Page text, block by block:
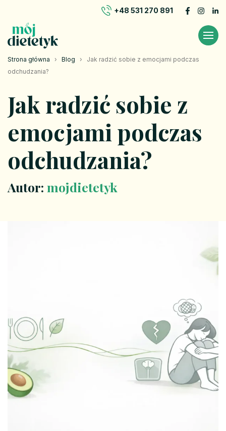
+48 531 270 891
Strona główna › Blog › Jak radzić sobie z emocjami podczas
odchudzania?
Jak radzić sobie z
emocjami podczas
odchudzania?
Autor: mojdietetyk